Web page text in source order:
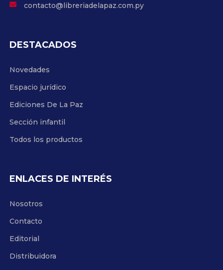
contacto@libreriadelapaz.com.py
DESTACADOS
Novedades
Espacio jurídico
Ediciones De La Paz
Sección infantil
Todos los productos
ENLACES DE INTERÉS
Nosotros
Contacto
Editorial
Distribuidora